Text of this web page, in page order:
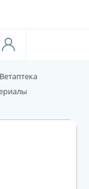
Ветаптека